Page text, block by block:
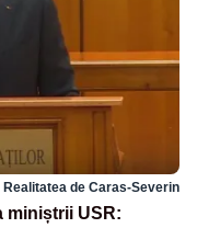
Realitatea de Caras-Severin
miniștrii USR: